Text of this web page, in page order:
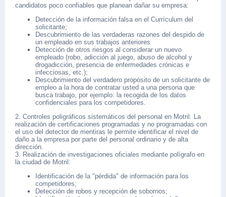
candidatos poco confiables que planean dañar su empresa:
Detección de la información falsa en el Currículum del
solicitante;
Descubrimiento de las verdaderas razones del despido de
un empleado en sus trabajos anteriores
Detección de otros riesgos al considerar un nuevo
empleado (robo, adicción al juego, abuso de alcohol y
drogadicción, presencia de enfermedades crónicas e
infecciosas, etc.);
Descubrimiento del verdadero propósito de un solicitante de
empleo a la hora de contratar usted a una persona que
busca trabajo, por ejemplo: la recogida de los datos
confidenciales para los competidores.
2. Controles poligráficos sistemáticos del personal en Motril. La
realización de certificaciones programadas y no programadas con
el uso del detector de mentiras le permite identificar el nivel de
daño a la empresa por parte del personal ordinario y de alta
dirección.
3. Realización de investigaciones oficiales mediante polígrafo en
la ciudad de Motril:
Identificación de la "pérdida" de información para los
competidores;
Detección de robos y recepción de sobornos;